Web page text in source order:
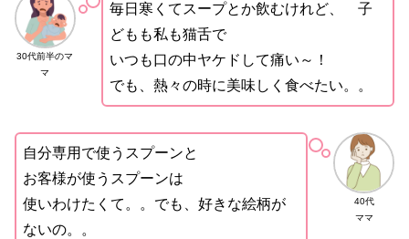
30代前半のマ
マ
毎日寒くてスープとか飲むけれど、 子
どもも私も猫舌で
いつも口の中ヤケドして痛い～！
でも、熱々の時に美味しく食べたい。。
40代
ママ
自分専用で使うスプーンと
お客様が使うスプーンは
使いわけたくて。。でも、好きな絵柄が
ないの。。